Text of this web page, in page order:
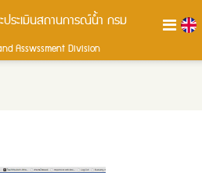
ประเมินสถานการณ์น้ำ กรม
Asswssment Division